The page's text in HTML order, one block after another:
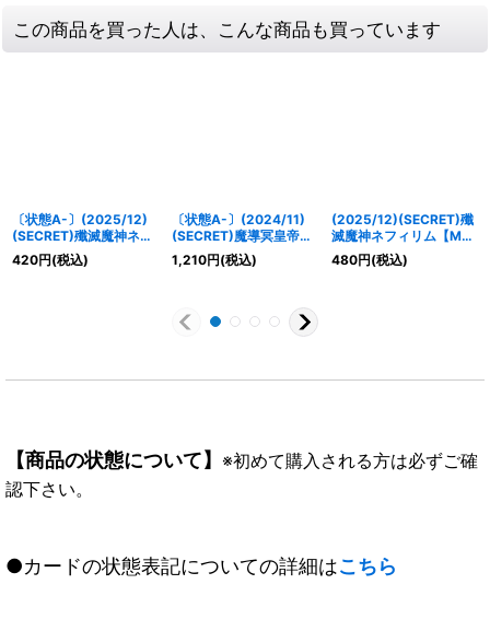
この商品を買った人は、こんな商品も買っています
〔状態A-〕(2025/12)
(SECRET)殲滅魔神ネフ
ィリム【M-SEC】
{BS72-065}《黄》
420円(税込)
〔状態A-〕(2024/11)
(SECRET)魔導冥皇帝ダ
ーク・クリュメノス【X-
SEC】{BS68-X03}
1,210円(税込)
(2025/12)(SECRET)殲
滅魔神ネフィリム【M-
SEC】{BS72-065}
《黄》
480円(税込)
【商品の状態について】 ※初めて購入される方は必ずご確
認下さい。
●カードの状態表記についての詳細はこちら